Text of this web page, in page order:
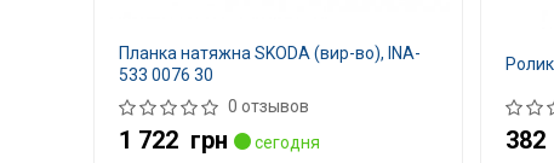
Планка натяжна SKODA (вир-во), INA-
533 0076 30
0 отзывов
1 722 грн
сегодня
382